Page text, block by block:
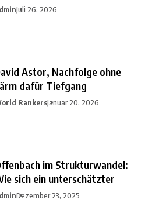
Juli 26, 2026
Astor, Nachfolge ohne
dafür Tiefgang
RankersJanuar 20, 2026
im Strukturwandel:
sich ein unterschätzter
Dezember 23, 2025